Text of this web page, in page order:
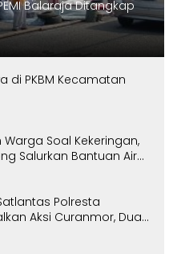
Balaraja Ditangkap
di PKBM Kecamatan
Warga Soal Kekeringan,
Salurkan Bantuan Air
Polresta
Aksi Curanmor, Dua